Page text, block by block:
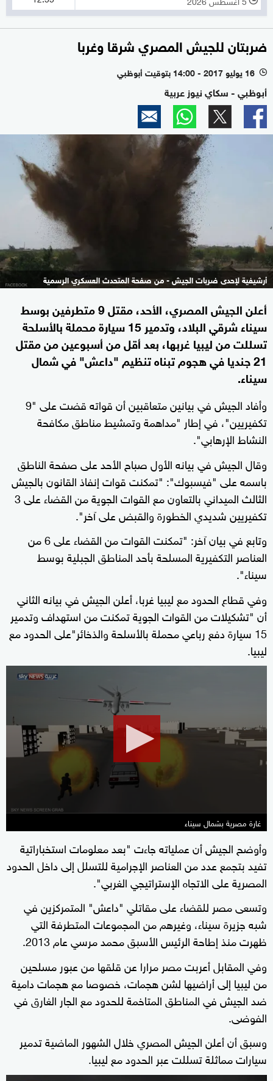
ضربتان للجيش المصري شرقا وغربا
l 16 يوليو 2017 - 14:00 بتوقيت أبوظبي
أبوظبي - سكاي نيوز عربية
أرشيفية لإحدى ضربات الجيش - من صفحة المتحدث العسكري الرسمية
أعلن الجيش المصري، الأحد، مقتل 9 متطرفين بوسط
سيناء شرقي البلاد، وتدمير 15 سيارة محملة بالأسلحة
تسللت من ليبيا غربها، بعد أقل من أسبوعين من مقتل
21 جنديا في هجوم تبناه تنظيم "داعش" في شمال
سيناء.
وأفاد الجيش في بيانين متعاقبين أن قواته قضت على "9
تكفيريين"، في إطار "مداهمة وتمشيط مناطق مكافحة
النشاط الإرهابي".
وقال الجيش في بيانه الأول صباح الأحد على صفحة الناطق
باسمه على "فيسبوك": "تمكنت قوات إنفاذ القانون بالجيش
الثالث الميداني بالتعاون مع القوات الجوية من القضاء على 3
تكفيريين شديدي الخطورة والقبض على آخر".
وتابع في بيان آخر: "تمكنت القوات من القضاء على 6 من
العناصر التكفيرية المسلحة بأحد المناطق الجبلية بوسط
سيناء".
وفي قطاع الحدود مع ليبيا غربا، أعلن الجيش في بيانه الثاني
أن "تشكيلات من القوات الجوية تمكنت من استهداف وتدمير
15 سيارة دفع رباعي محملة بالأسلحة والذخائر"على الحدود مع
ليبيا.
seconds
غارة مصرية بشمال سيناء
وأوضح الجيش أن عملياته جاءت "بعد معلومات استخباراتية
تفيد بتجمع عدد من العناصر الإجرامية للتسلل إلى داخل الحدود
المصرية على الاتجاه الإستراتيجي الغربي".
وتسعى مصر للقضاء على مقاتلي "داعش" المتمركزين في
شبه جزيرة سيناء، وغيرهم من المجموعات المتطرفة التي
ظهرت منذ إطاحة الرئيس الأسبق محمد مرسي عام 2013.
وفي المقابل أعربت مصر مرارا عن قلقها من عبور مسلحين
من ليبيا إلى أراضيها لشن هجمات، خصوصا مع هجمات دامية
ضد الجيش في المناطق المتاخمة للحدود مع الجار الغارق في
الفوضى.
وسبق أن أعلن الجيش المصري خلال الشهور الماضية تدمير
سيارات مماثلة تسللت عبر الحدود مع ليبيا.